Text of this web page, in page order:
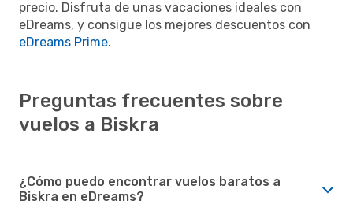
precio. Disfruta de unas vacaciones ideales con
eDreams, y consigue los mejores descuentos con
eDreams Prime.
Preguntas frecuentes sobre
vuelos a Biskra
¿Cómo puedo encontrar vuelos baratos a
Biskra en eDreams?